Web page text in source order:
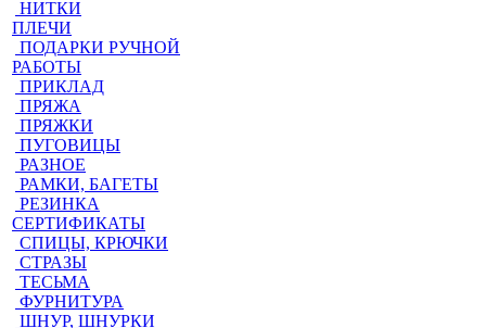
НИТКИ
ПЛЕЧИ
ПОДАРКИ РУЧНОЙ
РАБОТЫ
ПРИКЛАД
ПРЯЖА
ПРЯЖКИ
ПУГОВИЦЫ
РАЗНОЕ
РАМКИ, БАГЕТЫ
РЕЗИНКА
СЕРТИФИКАТЫ
СПИЦЫ, КРЮЧКИ
СТРАЗЫ
ТЕСЬМА
ФУРНИТУРА
ШНУР, ШНУРКИ